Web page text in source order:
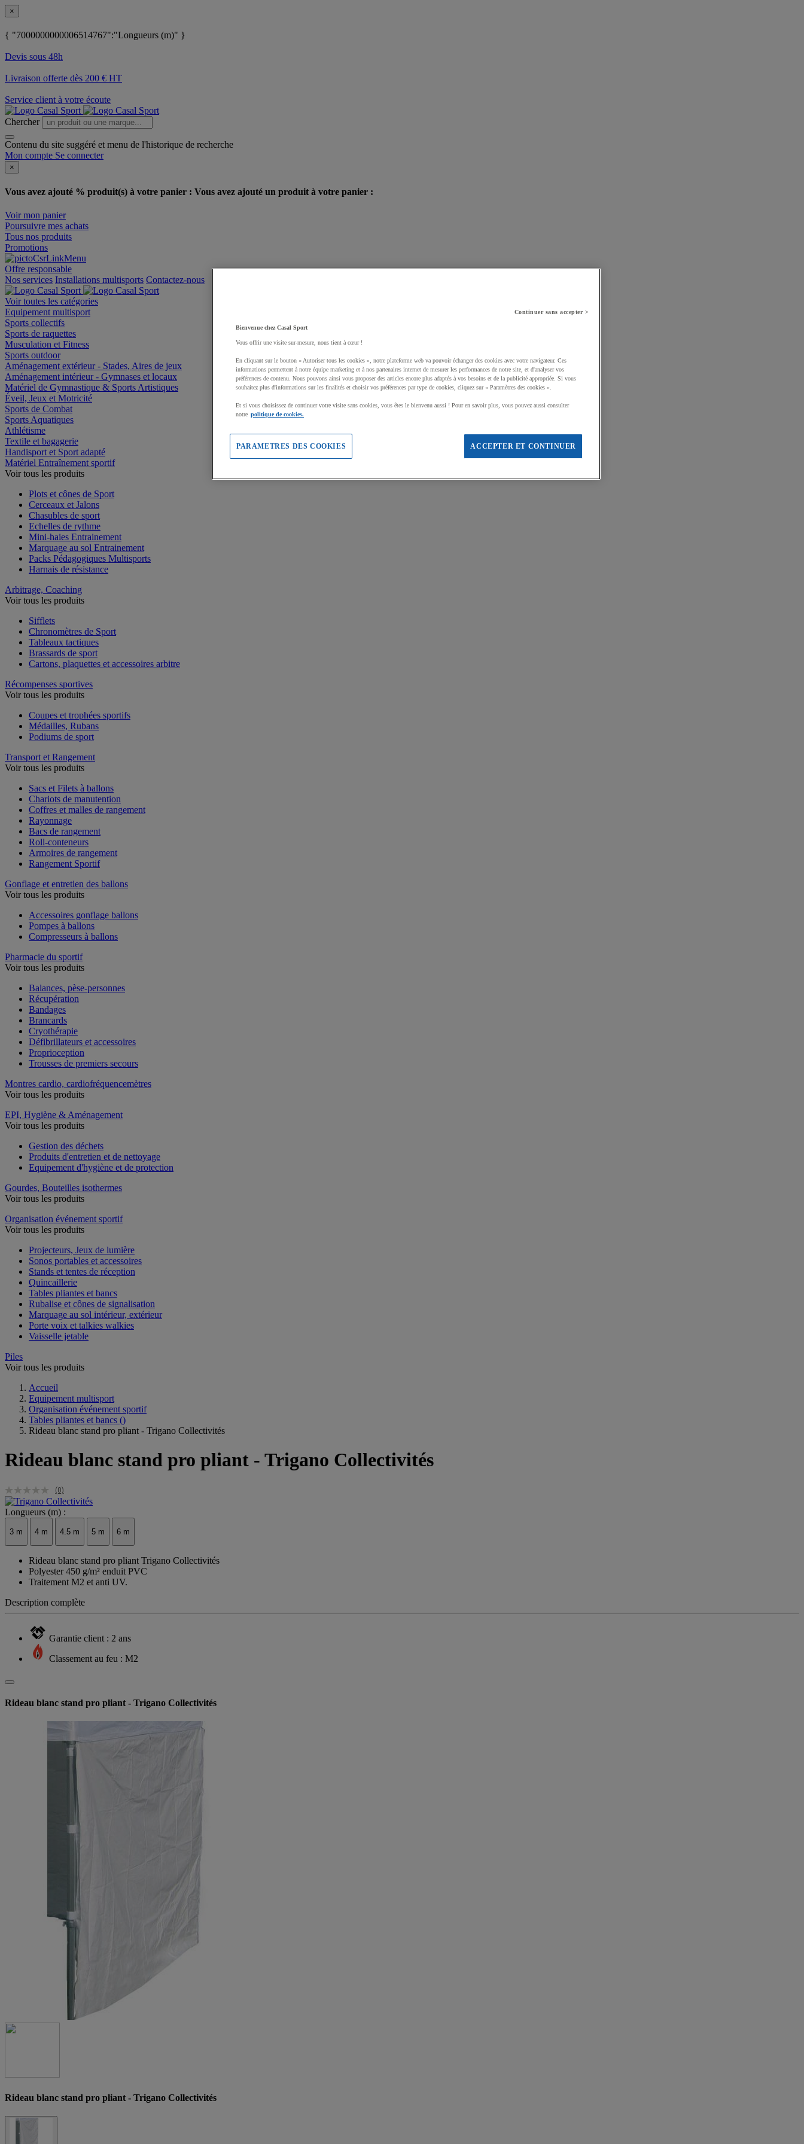
×
{ "7000000000006514767":"Longueurs (m)" }
Devis sous 48h
Livraison offerte dès 200 € HT
Service client à votre écoute
Chercher
Contenu du site suggéré et menu de l'historique de recherche
Mon compte Se connecter
×
Vous avez ajouté % produit(s) à votre panier : Vous avez ajouté un produit à votre panier :
Voir mon panier
Poursuivre mes achats
Tous nos produits
Promotions
Offre responsable
Nos services Installations multisports Contactez-nous
Voir toutes les catégories
Equipement multisport
Sports collectifs
Sports de raquettes
Musculation et Fitness
Sports outdoor
Aménagement extérieur - Stades, Aires de jeux
Aménagement intérieur - Gymnases et locaux
Matériel de Gymnastique & Sports Artistiques
Éveil, Jeux et Motricité
Sports de Combat
Sports Aquatiques
Athlétisme
Textile et bagagerie
Handisport et Sport adapté
Matériel Entraînement sportif
Voir tous les produits
Plots et cônes de Sport
Cerceaux et Jalons
Chasubles de sport
Echelles de rythme
Mini-haies Entrainement
Marquage au sol Entrainement
Packs Pédagogiques Multisports
Harnais de résistance
Arbitrage, Coaching
Voir tous les produits
Sifflets
Chronomètres de Sport
Tableaux tactiques
Brassards de sport
Cartons, plaquettes et accessoires arbitre
Récompenses sportives
Voir tous les produits
Coupes et trophées sportifs
Médailles, Rubans
Podiums de sport
Transport et Rangement
Voir tous les produits
Sacs et Filets à ballons
Chariots de manutention
Coffres et malles de rangement
Rayonnage
Bacs de rangement
Roll-conteneurs
Armoires de rangement
Rangement Sportif
Gonflage et entretien des ballons
Voir tous les produits
Accessoires gonflage ballons
Pompes à ballons
Compresseurs à ballons
Pharmacie du sportif
Voir tous les produits
Balances, pèse-personnes
Récupération
Bandages
Brancards
Cryothérapie
Défibrillateurs et accessoires
Proprioception
Trousses de premiers secours
Montres cardio, cardiofréquencemètres
Voir tous les produits
EPI, Hygiène & Aménagement
Voir tous les produits
Gestion des déchets
Produits d'entretien et de nettoyage
Equipement d'hygiène et de protection
Gourdes, Bouteilles isothermes
Voir tous les produits
Organisation événement sportif
Voir tous les produits
Projecteurs, Jeux de lumière
Sonos portables et accessoires
Stands et tentes de réception
Quincaillerie
Tables pliantes et bancs
Rubalise et cônes de signalisation
Marquage au sol intérieur, extérieur
Porte voix et talkies walkies
Vaisselle jetable
Piles
Voir tous les produits
Accueil
Equipement multisport
Organisation événement sportif
Tables pliantes et bancs ()
Rideau blanc stand pro pliant - Trigano Collectivités
Rideau blanc stand pro pliant - Trigano Collectivités
(0)
Longueurs (m) :
3 m 4 m 4.5 m 5 m 6 m
Rideau blanc stand pro pliant Trigano Collectivités
Polyester 450 g/m² enduit PVC
Traitement M2 et anti UV.
Description complète
Garantie client : 2 ans
Classement au feu : M2
Rideau blanc stand pro pliant - Trigano Collectivités
Rideau blanc stand pro pliant - Trigano Collectivités
Continuer sans accepter >
Bienvenue chez Casal Sport
Vous offrir une visite sur-mesure, nous tient à cœur !
En cliquant sur le bouton « Autoriser tous les cookies », notre plateforme web va pouvoir échanger des cookies avec votre navigateur. Ces
informations permettent à notre équipe marketing et à nos partenaires internet de mesurer les performances de notre site, et d'analyser vos
préférences de contenu. Nous pouvons ainsi vous proposer des articles encore plus adaptés à vos besoins et de la publicité appropriée. Si vous
souhaitez plus d'informations sur les finalités et choisir vos préférences par type de cookies, cliquez sur « Paramètres des cookies ».
Et si vous choisissez de continuer votre visite sans cookies, vous êtes le bienvenu aussi ! Pour en savoir plus, vous pouvez aussi consulter
notre politique de cookies.
ACCEPTER ET CONTINUER
PARAMETRES DES COOKIES